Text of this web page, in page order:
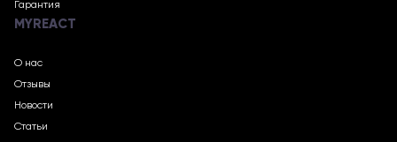
Гарантия
MYREACT
О нас
Отзывы
Новости
Статьи